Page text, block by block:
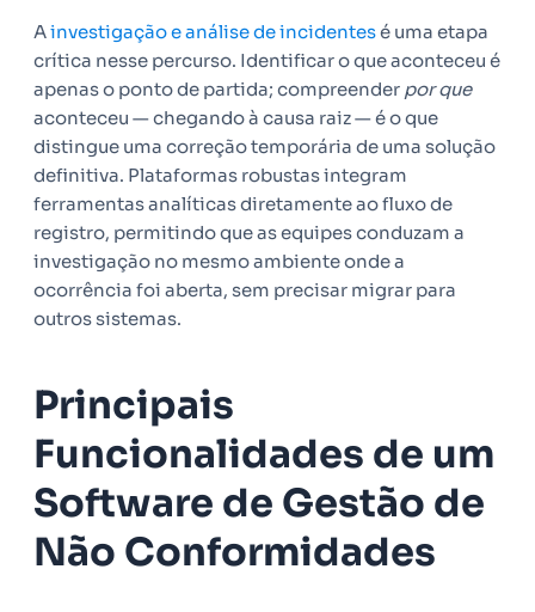
Ainvestigação e análise de incidentesé uma etapa
crítica nesse percurso. Identificar o que aconteceu é
apenas o ponto de partida; compreender por que
aconteceu — chegando à causa raiz — é o que
distingue uma correção temporária de uma solução
definitiva. Plataformas robustas integram
ferramentas analíticas diretamente ao fluxo de
registro, permitindo que as equipes conduzam a
investigação no mesmo ambiente onde a
ocorrência foi aberta, sem precisar migrar para
outros sistemas.
Principais
Funcionalidades de um
Software de Gestão de
Não Conformidades